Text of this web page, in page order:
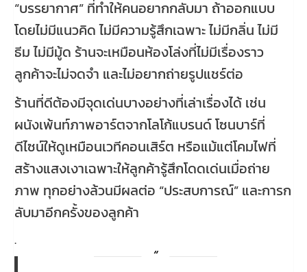
“บรรยากาศ” ที่ทำให้คนอยากกลับมา ถ้าออกแบบ
โดยไม่มีแนวคิด ไม่มีความรู้สึกเฉพาะ ไม่มีกลิ่น ไม่มี
ธีม ไม่มีมู้ด ร้านจะเหมือนห้องโล่งที่ไม่มีเรื่องราว
ลูกค้าจะไม่จดจำ และไม่อยากถ่ายรูปแชร์ต่อ
ร้านที่ดีต้องมีจุดเด่นบางอย่างที่เล่าเรื่องได้ เช่น
ผนังเพ้นท์ภาพอาร์ตจากโลโก้แบรนด์ โซนบาร์ที่
ดีไซน์ให้ดูเหมือนเวทีคอนเสิร์ต หรือแม้แต่โคมไฟที่
สร้างแสงเงาเฉพาะให้ลูกค้ารู้สึกโดดเด่นเมื่อถ่าย
ภาพ ทุกอย่างล้วนมีผลต่อ “ประสบการณ์” และการก
ลับมาอีกครั้งของลูกค้า
.